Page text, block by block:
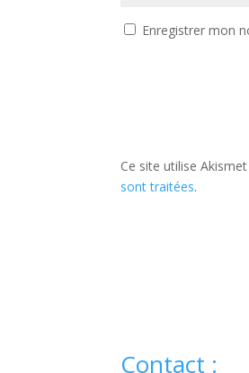
Enregistrer mon
Ce site utilise
sont traitées.
Contact :